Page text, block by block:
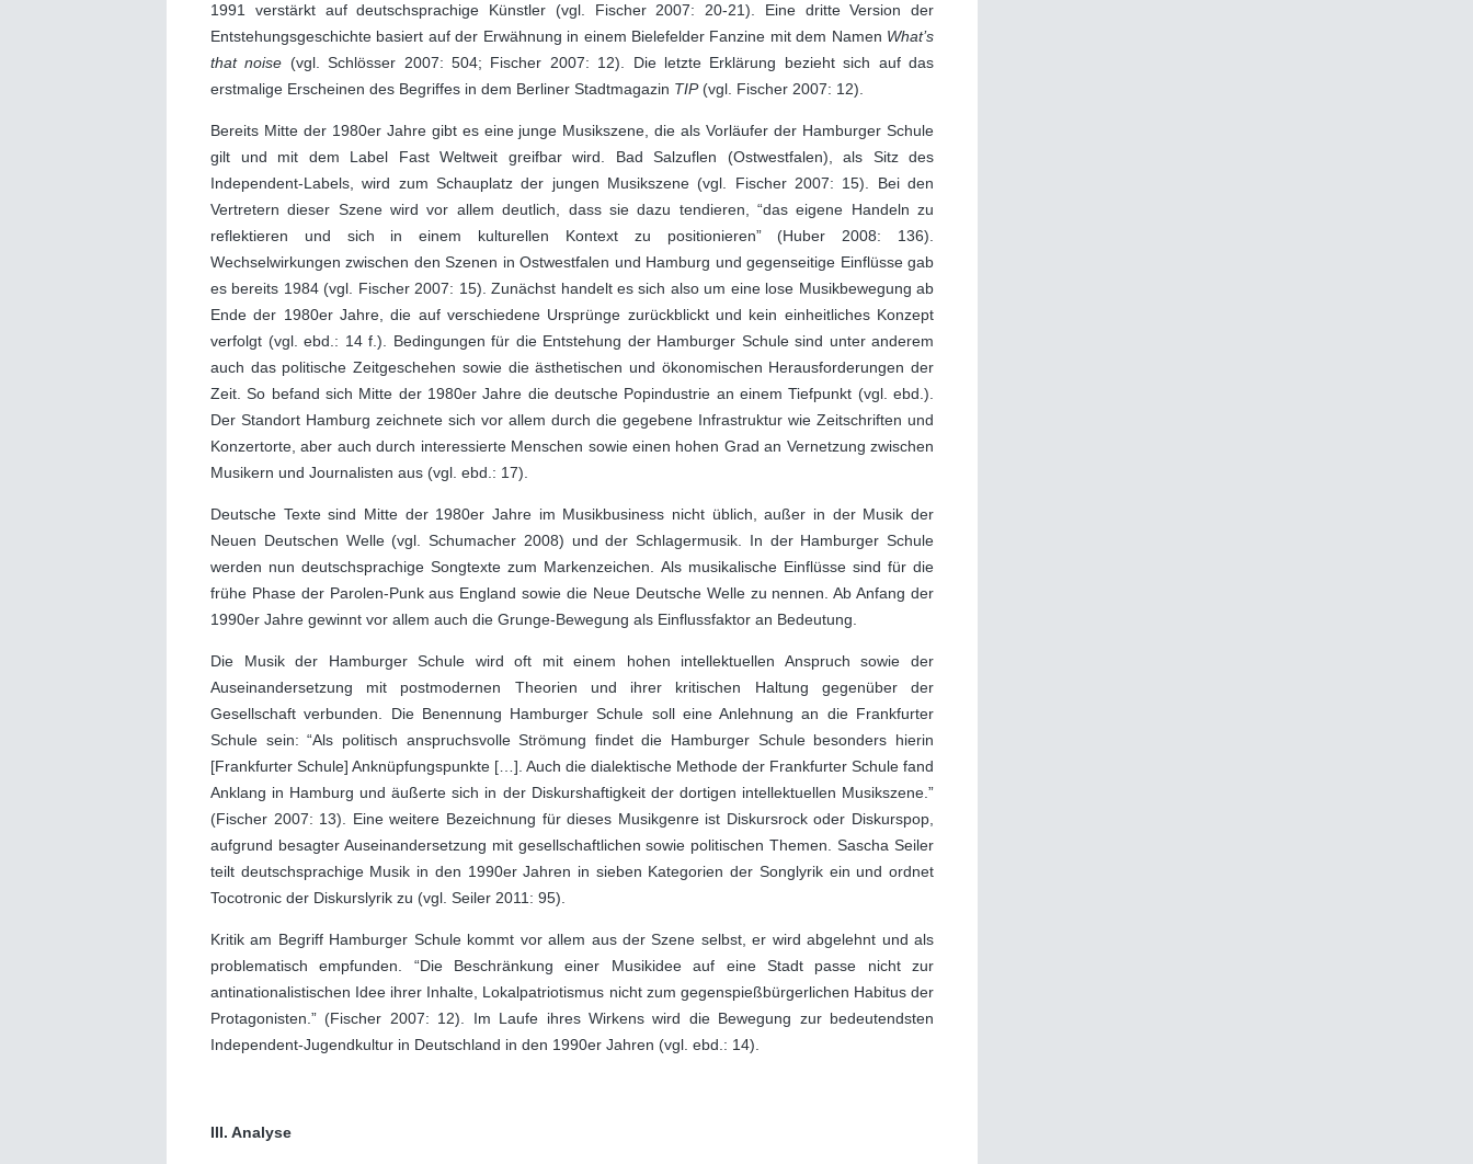
1991 verstärkt auf deutschsprachige Künstler (vgl. Fischer 2007: 20-21). Eine dritte Version der
Entstehungsgeschichte basiert auf der Erwähnung in einem Bielefelder Fanzine mit dem Namen What’s
that noise (vgl. Schlösser 2007: 504; Fischer 2007: 12). Die letzte Erklärung bezieht sich auf das
erstmalige Erscheinen des Begriffes in dem Berliner Stadtmagazin TIP(vgl. Fischer 2007: 12).
Bereits Mitte der 1980er Jahre gibt es eine junge Musikszene, die als Vorläufer der Hamburger Schule
gilt und mit dem Label Fast Weltweit greifbar wird. Bad Salzuflen (Ostwestfalen), als Sitz des
Independent-Labels, wird zum Schauplatz der jungen Musikszene (vgl. Fischer 2007: 15). Bei den
Vertretern dieser Szene wird vor allem deutlich, dass sie dazu tendieren, “das eigene Handeln zu
reflektieren und sich in einem kulturellen Kontext zu positionieren” (Huber 2008: 136).
Wechselwirkungen zwischen den Szenen in Ostwestfalen und Hamburg und gegenseitige Einflüsse gab
es bereits 1984 (vgl. Fischer 2007: 15). Zunächst handelt es sich also um eine lose Musikbewegung ab
Ende der 1980er Jahre, die auf verschiedene Ursprünge zurückblickt und kein einheitliches Konzept
verfolgt (vgl. ebd.: 14 f.). Bedingungen für die Entstehung der Hamburger Schule sind unter anderem
auch das politische Zeitgeschehen sowie die ästhetischen und ökonomischen Herausforderungen der
Zeit. So befand sich Mitte der 1980er Jahre die deutsche Popindustrie an einem Tiefpunkt (vgl. ebd.).
Der Standort Hamburg zeichnete sich vor allem durch die gegebene Infrastruktur wie Zeitschriften und
Konzertorte, aber auch durch interessierte Menschen sowie einen hohen Grad an Vernetzung zwischen
Musikern und Journalisten aus (vgl. ebd.: 17).
Deutsche Texte sind Mitte der 1980er Jahre im Musikbusiness nicht üblich, außer in der Musik der
Neuen Deutschen Welle (vgl. Schumacher 2008) und der Schlagermusik. In der Hamburger Schule
werden nun deutschsprachige Songtexte zum Markenzeichen. Als musikalische Einflüsse sind für die
frühe Phase der Parolen-Punk aus England sowie die Neue Deutsche Welle zu nennen. Ab Anfang der
1990er Jahre gewinnt vor allem auch die Grunge-Bewegung als Einflussfaktor an Bedeutung.
Die Musik der Hamburger Schule wird oft mit einem hohen intellektuellen Anspruch sowie der
Auseinandersetzung mit postmodernen Theorien und ihrer kritischen Haltung gegenüber der
Gesellschaft verbunden. Die Benennung Hamburger Schule soll eine Anlehnung an die Frankfurter
Schule sein: “Als politisch anspruchsvolle Strömung findet die Hamburger Schule besonders hierin
[Frankfurter Schule] Anknüpfungspunkte […]. Auch die dialektische Methode der Frankfurter Schule fand
Anklang in Hamburg und äußerte sich in der Diskurshaftigkeit der dortigen intellektuellen Musikszene.”
(Fischer 2007: 13). Eine weitere Bezeichnung für dieses Musikgenre ist Diskursrock oder Diskurspop,
aufgrund besagter Auseinandersetzung mit gesellschaftlichen sowie politischen Themen. Sascha Seiler
teilt deutschsprachige Musik in den 1990er Jahren in sieben Kategorien der Songlyrik ein und ordnet
Tocotronic der Diskurslyrik zu (vgl. Seiler 2011: 95).
Kritik am Begriff Hamburger Schule kommt vor allem aus der Szene selbst, er wird abgelehnt und als
problematisch empfunden. “Die Beschränkung einer Musikidee auf eine Stadt passe nicht zur
antinationalistischen Idee ihrer Inhalte, Lokalpatriotismus nicht zum gegenspießbürgerlichen Habitus der
Protagonisten.” (Fischer 2007: 12). Im Laufe ihres Wirkens wird die Bewegung zur bedeutendsten
Independent-Jugendkultur in Deutschland in den 1990er Jahren (vgl. ebd.: 14).
III. Analyse